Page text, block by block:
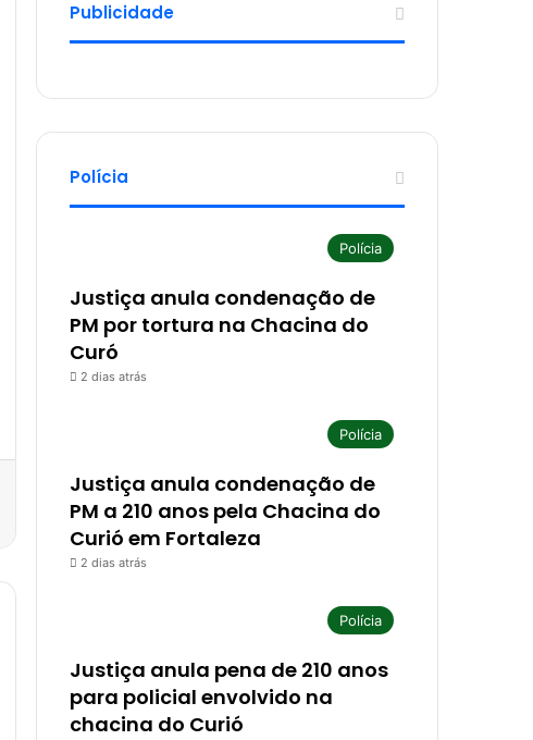
Publicidade
Polícia
Polícia
Justiça anula condenação de
PM por tortura na Chacina do
Curó
2 dias atrás
Polícia
Justiça anula condenação de
PM a 210 anos pela Chacina do
Curió em Fortaleza
2 dias atrás
Polícia
Justiça anula pena de 210 anos
para policial envolvido na
chacina do Curió